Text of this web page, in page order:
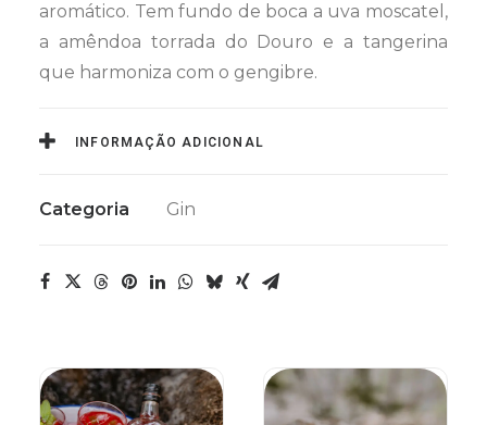
aromático. Tem fundo de boca a uva moscatel,
a amêndoa torrada do Douro e a tangerina
que harmoniza com o gengibre.
INFORMAÇÃO ADICIONAL
Categoria Gin